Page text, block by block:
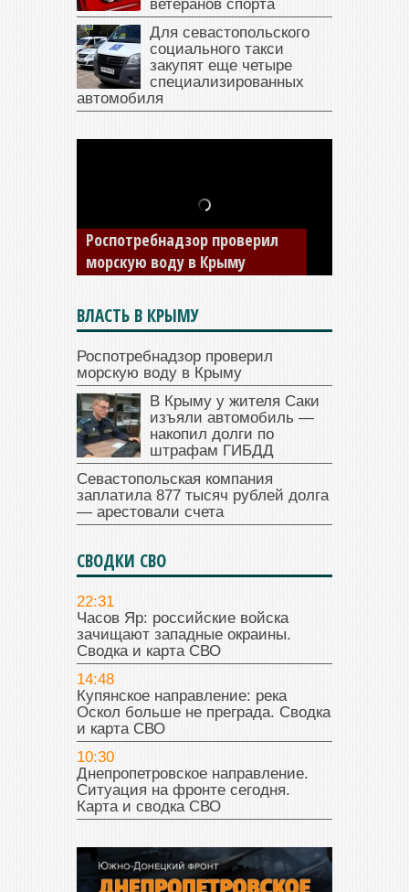
ветеранов спорта
Для севастопольского
социального такси
закупят еще четыре
специализированных
автомобиля
В Крыму у жителя Саки
изъяли автомобиль —
накопил долги по штрафам
ГИБДД
ВЛАСТЬ В КРЫМУ
Роспотребнадзор проверил
морскую воду в Крыму
В Крыму у жителя Саки
изъяли автомобиль —
накопил долги по
штрафам ГИБДД
Севастопольская компания
заплатила 877 тысяч рублей долга
— арестовали счета
СВОДКИ СВО
22:31
Часов Яр: российские войска
зачищают западные окраины.
Сводка и карта СВО
14:48
Купянское направление: река
Оскол больше не преграда. Сводка
и карта СВО
10:30
Днепропетровское направление.
Ситуация на фронте сегодня.
Карта и сводка СВО